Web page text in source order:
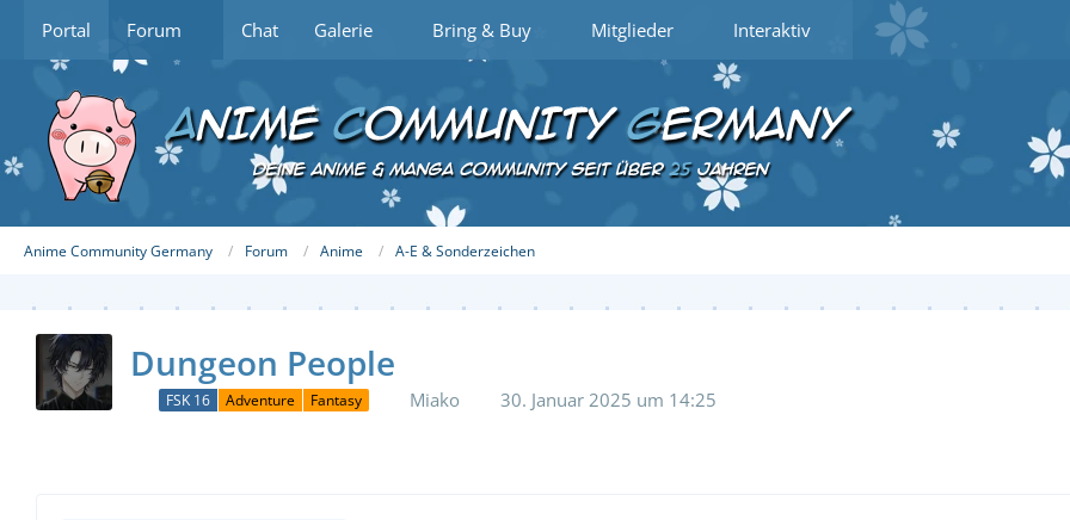
Portal Forum Chat Galerie Bring & Buy Mitglieder Interaktiv
Anime Community Germany Forum Anime A-E & Sonderzeichen
Dungeon People
FSK 16 Adventure Fantasy Miako 30. Januar 2025 um 14:25